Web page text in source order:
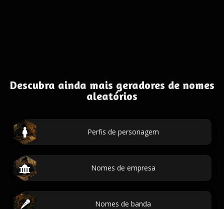
Descubra ainda mais geradores de nomes
aleatórios
Perfis de personagem
Nomes de empresa
Nomes de banda